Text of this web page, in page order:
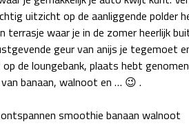
uitzicht op de aanliggende polder
terrasje waar je in de zomer heerlijk
geur van anijs je tegemoet
de loungebank, plaats hebt
banaan, walnoot en … 😉 .